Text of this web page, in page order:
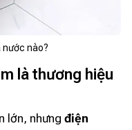
nước nào?
là thương hiệu
lớn, nhưng điện